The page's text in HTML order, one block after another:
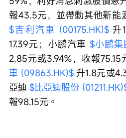
報43.5元，並帶動其他新能
$吉利汽車 (00175.HK)$ 升
17.39元；小鵬汽車 $小鵬
2.85元或3.94%，收報
車 (09863.HK)$ 升1.8元或
亞迪 $比亞迪股份
報98.15元。